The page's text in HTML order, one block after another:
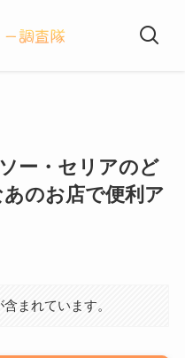
ー・セリアのど
のお店で便利ア
まれています。